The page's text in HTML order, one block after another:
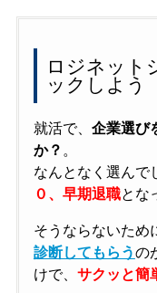
ロジネット
ックしよう
就活で、 企業選び
か？ 。
なんとなく選んで
０、早期退職とな
そうならないため
診断してもらうの
けで、 サクッと簡